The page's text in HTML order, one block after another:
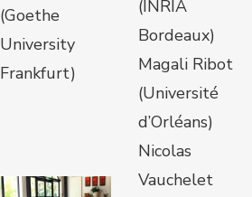
(Goethe
University
Frankfurt)
(INRIA
Bordeaux)
Magali Ribot
(Université
d’Orléans)
Nicolas
Vauchelet